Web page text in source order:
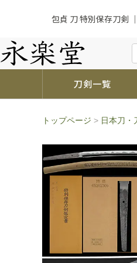
包貞 刀 特別保存刀剣
刀剣一覧
トップページ > 日本刀・